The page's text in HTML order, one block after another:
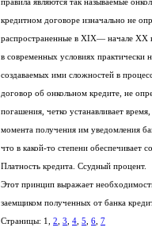
что в какой-то степени обеспечивает
Платность кредита. Ссудный процент.
Страницы: 1, 2 3 4 5 6 7